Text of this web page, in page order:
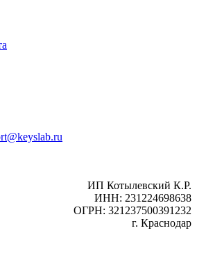
ИП Котылевский К.Р.
ИНН: 231224698638
ОГРН: 321237500391232
г. Краснодар